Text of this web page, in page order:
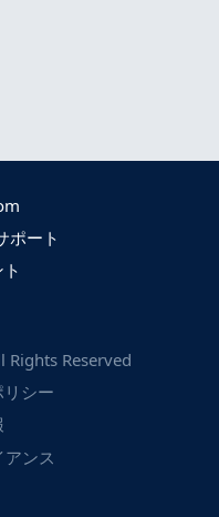
ポート
Rights Reserved
シー
ンス